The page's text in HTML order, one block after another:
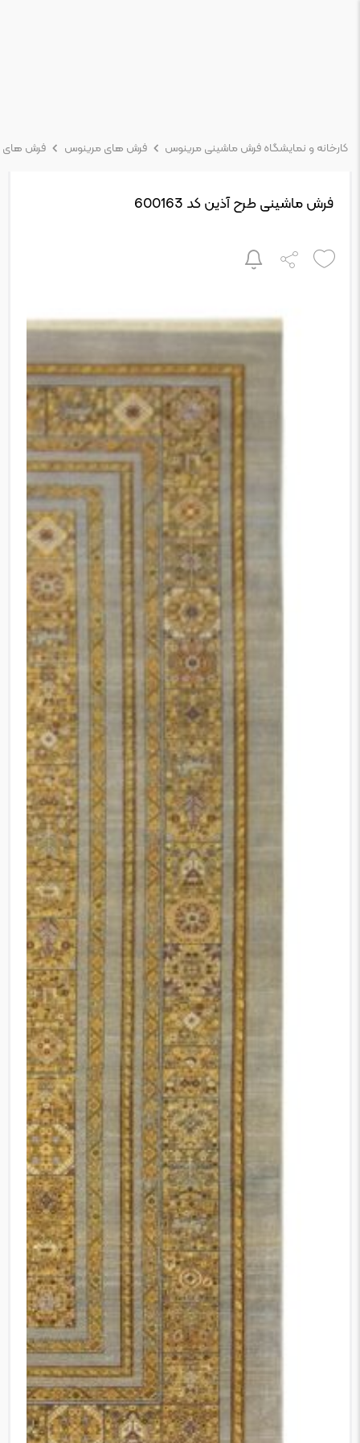
کارخانه و نمایشگاه فرش ماشینی مرینوس فرش های مرینوس فرش های
فرش ماشینی طرح آذین کد 600163